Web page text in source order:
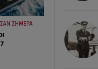
ΣΑΝ ΣΗΜΕΡΑ